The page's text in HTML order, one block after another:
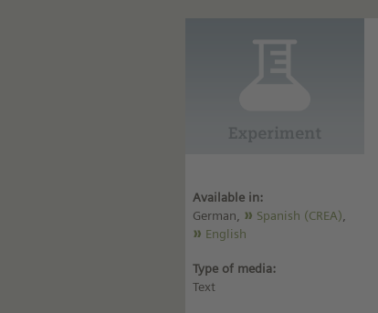
Available in:
German,
Spanish (CREA)
English
Type of media:
Text